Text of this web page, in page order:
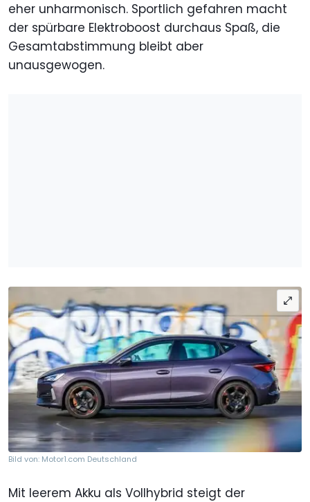
eher unharmonisch. Sportlich gefahren macht
der spürbare Elektroboost durchaus Spaß, die
Gesamtabstimmung bleibt aber
unausgewogen.
Bild von: Motor1.com Deutschland
Mit leerem Akku als Vollhybrid steigt der